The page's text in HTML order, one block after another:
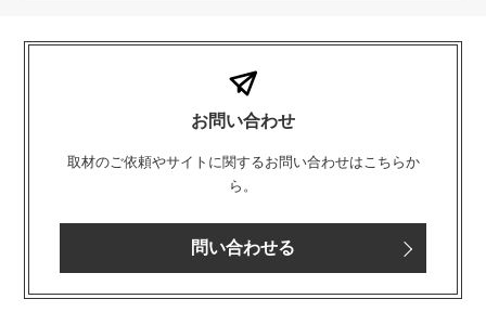
お問い合わせ
取材のご依頼やサイトに関するお問い合わせはこちらか
ら。
問い合わせる